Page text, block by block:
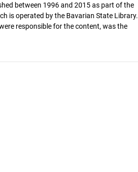
between 1996 and 2015 as part of the
is operated by the Bavarian State Library.
responsible for the content, was the